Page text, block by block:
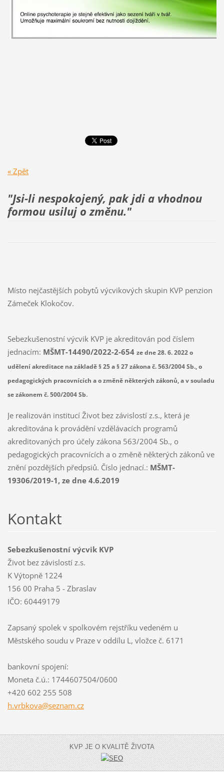
« Zpět
"Jsi-li nespokojený, pak jdi a vhodnou
formou usiluj o změnu."
Místo nejčastějších pobytů výcvikových skupin KVP penzion
Zámeček Klokočov.
Sebezkušenostní výcvik KVP je akreditován pod číslem
jednacím: MŠMT-14490/2022-2-654 ze dne 28. 6. 2022 o
udělení akreditace na základě § 25 a § 27 zákona č. 563/2004 Sb., o
pedagogických pracovnících a o změně některých zákonů, a v souladu
se zákonem č. 500/2004 Sb.
Je realizován institucí Život bez závislostí z.s., která je
akreditována k provádění vzdělávacích programů
akreditovaných pro účely zákona 563/2004 Sb., o
pedagogických pracovnících a o změně některých zákonů ve
znění pozdějších předpsiů. Číslo jednací.: MŠMT-
19306/2019-1, ze dne 4.6.2019
Kontakt
Sebezkušenostní výcvik KVP
Život bez závislostí z.s.
K Výtopně 1224
156 00 Praha 5 - Zbraslav
IČO: 60449179
Zapsaný spolek v spolkovém rejstříku vedeném u
Městského soudu v Praze v oddílu L, vložce č. 6171
bankovní spojení:
Moneta č.ú.: 1744607504/0600
+420 602 255 508
h.vrbkova@seznam.cz
KVP JE O KVALITĚ ŽIVOTA